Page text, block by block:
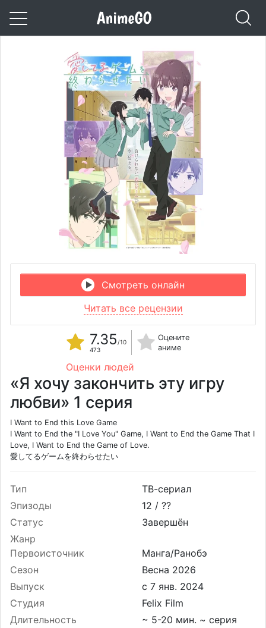
Смотреть онлайн
Читать все рецензии
7.35 /10
473
Оцените
аниме
Оценки людей
«Я хочу закончить эту игру
любви» 1 серия
I Want to End this Love Game
I Want to End the "I Love You" Game, I Want to End the Game That I
Love, I Want to End the Game of Love.
愛してるゲームを終わらせたい
Тип
ТВ-сериал
Эпизоды
12 / ??
Статус
Завершён
Жанр
Первоисточник
Манга/Ранобэ
Сезон
Весна 2026
Выпуск
Студия
Felix Film
Длительность
~ 5-20 мин. ~ серия